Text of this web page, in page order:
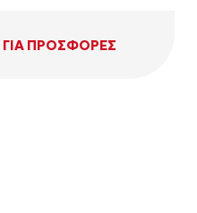
ΓΙΑ ΠΡΟΣΦΟΡΕΣ